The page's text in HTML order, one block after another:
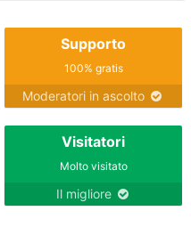
Supporto
100% gratis
Moderatori in ascolto
Visitatori
Molto visitato
Il migliore